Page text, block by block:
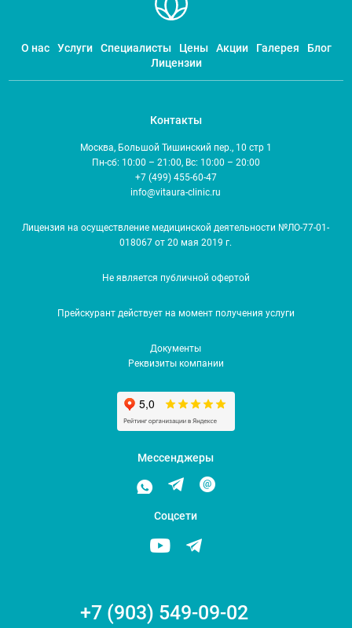
О нас Услуги Специалисты Цены Акции Галерея
Блог
Лицензии
Контакты
Москва, Большой Тишинский пер., 10 стр 1
Пн-сб: 10:00 – 21:00, Вс: 10:00 – 20:00
+7 (499) 455-60-47
info@vitaura-clinic.ru
Лицензия на осуществление медицинской деятельности №ЛО-77-01-
018067 от 20 мая 2019 г.
Не является публичной офертой
Прейскурант действует на момент получения услуги
Документы
Реквизиты компании
Мессенджеры
Соцсети
+7 (903) 549-09-02